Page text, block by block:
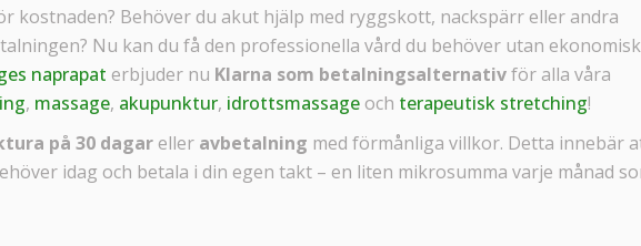
kostnaden? Behöver du akut hjälp med ryggskott, nackspärr eller andra
Nu kan du få den professionella vård du behöver utan
naprapat erbjuder nu Klarna som betalningsalternativför alla våra
, massage, akupunktur, idrottsmassage och terapeutisk stretching!
på 30 dagar eller avbetalning med förmånliga villkor. Detta innebär
idag och betala i din egen takt – en liten mikrosumma varje månad